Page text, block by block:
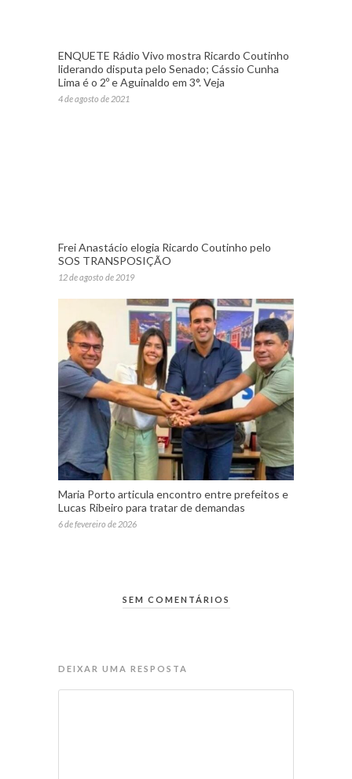
ENQUETE Rádio Vivo mostra Ricardo Coutinho
liderando disputa pelo Senado; Cássio Cunha
Lima é o 2º e Aguinaldo em 3°. Veja
4 de agosto de 2021
Frei Anastácio elogia Ricardo Coutinho pelo
SOS TRANSPOSIÇÃO
12 de agosto de 2019
Maria Porto articula encontro entre prefeitos e
Lucas Ribeiro para tratar de demandas
6 de fevereiro de 2026
SEM COMENTÁRIOS
DEIXAR UMA RESPOSTA